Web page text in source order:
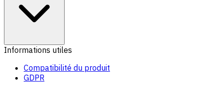
Informations utiles
Compatibilité du produit
GDPR